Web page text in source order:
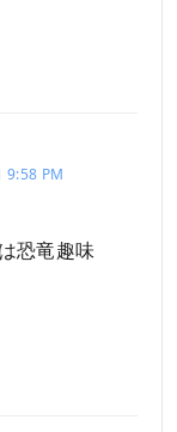
9:58 PM
恐竜趣味